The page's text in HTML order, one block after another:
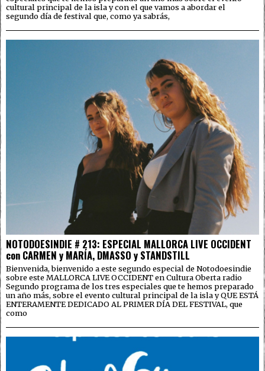
cultural principal de la isla y con el que vamos a abordar el
segundo día de festival que, como ya sabrás,
NOTODOESINDIE # 213: ESPECIAL MALLORCA LIVE OCCIDENT
con CARMEN y MARÍA, DMASSO y STANDSTILL
Bienvenida, bienvenido a este segundo especial de Notodoesindie
sobre este MALLORCA LIVE OCCIDENT en Cultura Oberta radio
Segundo programa de los tres especiales que te hemos preparado
un año más, sobre el evento cultural principal de la isla y QUE ESTÁ
ENTERAMENTE DEDICADO AL PRIMER DÍA DEL FESTIVAL, que
como